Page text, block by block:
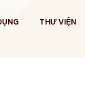
THƯ VIỆN